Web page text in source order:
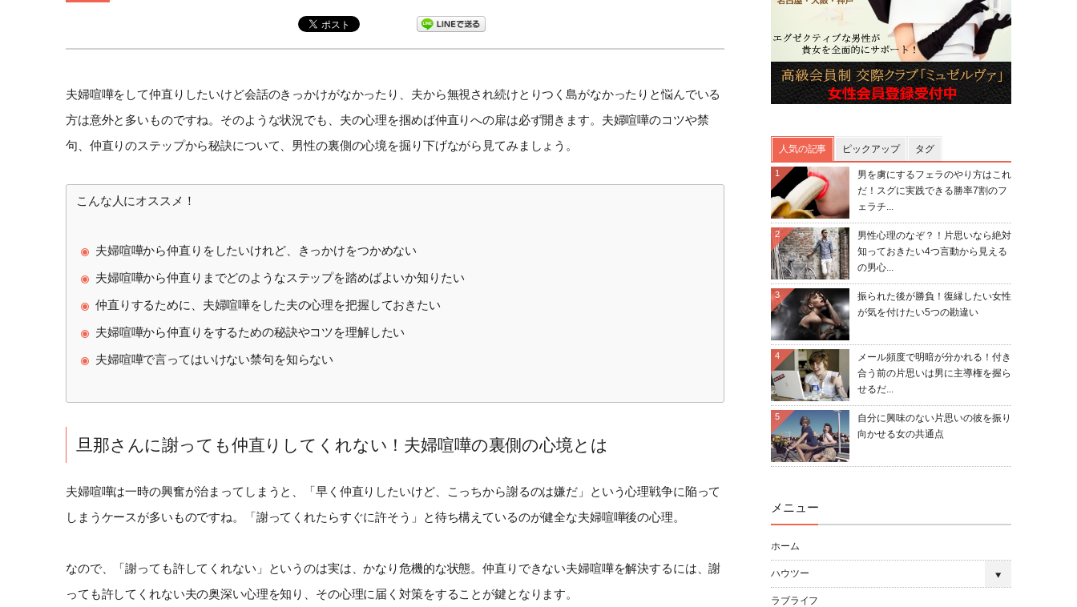
夫婦喧嘩をして仲直りしたいけど会話のきっかけがなかったり、夫から無視され続けとりつく島がなかったりと悩んでいる
方は意外と多いものですね。そのような状況でも、夫の心理を掴めば仲直りへの扉は必ず開きます。夫婦喧嘩のコツや禁
句、仲直りのステップから秘訣について、男性の裏側の心境を掘り下げながら見てみましょう。
こんな人にオススメ！
夫婦喧嘩から仲直りをしたいけれど、きっかけをつかめない
夫婦喧嘩から仲直りまでどのようなステップを踏めばよいか知りたい
仲直りするために、夫婦喧嘩をした夫の心理を把握しておきたい
夫婦喧嘩から仲直りをするための秘訣やコツを理解したい
夫婦喧嘩で言ってはいけない禁句を知らない
旦那さんに謝っても仲直りしてくれない！夫婦喧嘩の裏側の心境とは
夫婦喧嘩は一時の興奮が治まってしまうと、「早く仲直りしたいけど、こっちから謝るのは嫌だ」という心理戦争に陥って
しまうケースが多いものですね。「謝ってくれたらすぐに許そう」と待ち構えているのが健全な夫婦喧嘩後の心理。
なので、「謝っても許してくれない」というのは実は、かなり危機的な状態。仲直りできない夫婦喧嘩を解決するには、謝
っても許してくれない夫の奥深い心理を知り、その心理に届く対策をすることが鍵となります。
人気の記事 ピックアップ タグ
男を虜にするフェラのやり方はこれ
だ！スグに実践できる勝率7割のフ
ェラチ...
1
男性心理のなぞ？！片思いなら絶対
知っておきたい4つ言動から見える
の男心...
2
振られた後が勝負！復縁したい女性
が気を付けたい5つの勘違い
3
メール頻度で明暗が分かれる！付き
合う前の片思いは男に主導権を握ら
せるだ...
4
自分に興味のない片思いの彼を振り
向かせる女の共通点
5
メニュー
ホーム
ハウツー
ラブライフ